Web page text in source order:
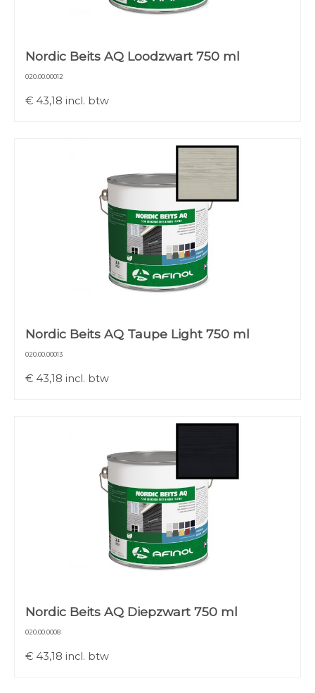
Nordic Beits AQ Loodzwart 750 ml
020.00.00012
€ 43,18 incl. btw
Nordic Beits AQ Taupe Light 750 ml
020.00.00013
€ 43,18 incl. btw
Nordic Beits AQ Diepzwart 750 ml
020.00.0008
€ 43,18 incl. btw